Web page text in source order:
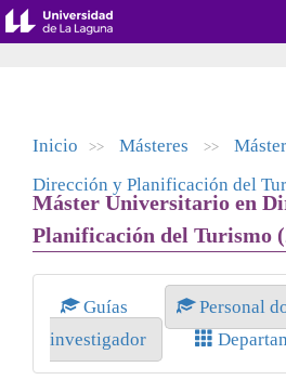
Inicio >> Másteres >>
Dirección y Planificación del
Máster Universitario en
Planificación del Turismo
Guías
Personal
investigador